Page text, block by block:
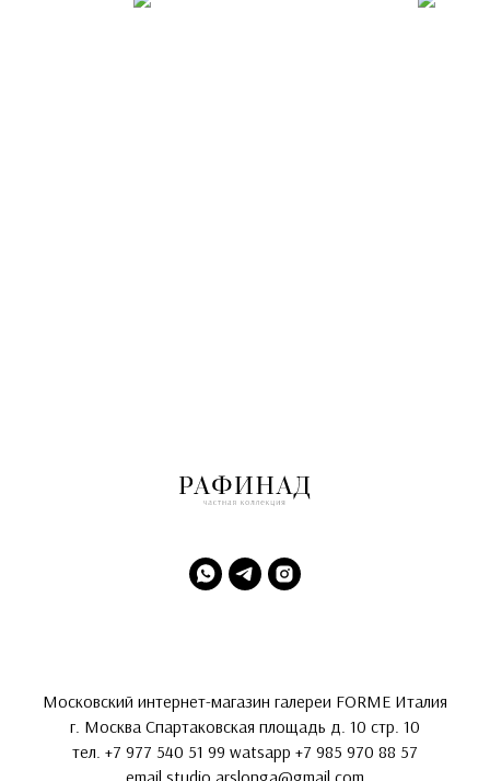
Московский интернет-магазин галереи FORME Италия
г. Москва Спартаковская площадь д. 10 стр. 10
тел. +7 977 540 51 99 watsapp +7 985 970 88 57
email studio.arslonga@gmail.com